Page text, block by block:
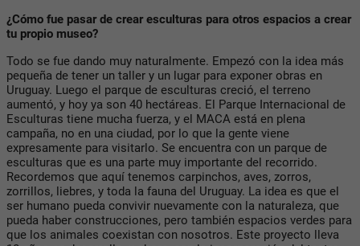
¿Cómo fue pasar de crear esculturas para otros espacios a crear
tu propio museo?
Todo se fue dando muy naturalmente. Empezó con la idea más
pequeña de tener un taller y un lugar para exponer obras en
Uruguay. Luego el parque de esculturas creció, el terreno
aumentó, y hoy ya son 40 hectáreas. El Parque Internacional de
Esculturas tiene mucha fuerza, y el MACA está en plena
campaña, no en una ciudad, por lo que la gente viene
expresamente para visitarlo. Se encuentra con un parque de
esculturas que es una parte muy importante del recorrido.
Recordemos que aquí tenemos carpinchos, aves, zorros,
zorrillos, liebres, y toda la fauna del Uruguay. La idea es que el
ser humano pueda convivir nuevamente con la naturaleza, que
pueda haber construcciones, pero también espacios verdes para
que los animales coexistan con nosotros. Este proyecto lleva